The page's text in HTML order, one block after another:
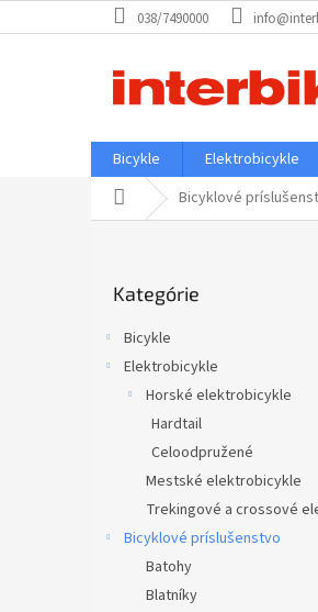
na
038/7490000
Bicykle Elektrobicykle
DomovBicyklové
kategórie
Kategórie
Bicykle
Elektrobicykle
Horské elektrobicykle
Hardtail
Celoodpružené
Mestské elektrobicykle
Trekingové a crossové
Bicyklové príslušenstvo
Batohy
Blatníky